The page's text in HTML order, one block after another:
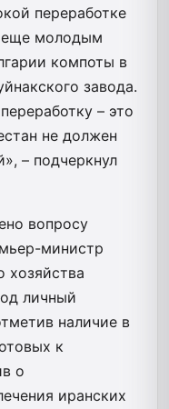
переработке
еще молодым
компоты в
завода.
– это
не должен
– подчеркнул
вопросу
министр
хозяйства
личный
наличие в
к
о
иранских